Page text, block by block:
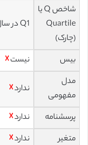
شاخص Q یا
Quartile
(چارک)
Q1 در سال 2018
بیس نیست☓
مدل
مفهومی
ندارد☓
پرسشنامه ندارد☓
متغیر
ندارد☓